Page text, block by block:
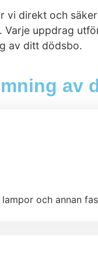
vi direkt och
Varje uppdrag
av ditt dödsbo.
av
och annan